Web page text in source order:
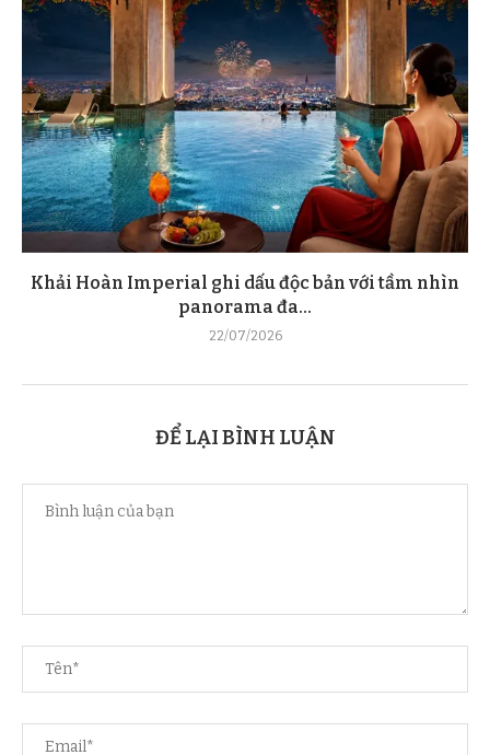
Khải Hoàn Imperial ghi dấu độc bản với tầm nhìn
panorama đa...
22/07/2026
ĐỂ LẠI BÌNH LUẬN